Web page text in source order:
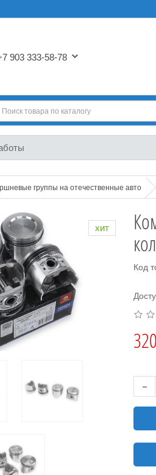
903 333-58-78
группы на отечественные авто
хит
Код